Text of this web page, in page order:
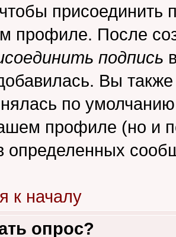
присоединить
профиле. После
подпись
Вы
по
профиле (но и
определенных
к началу
опрос?